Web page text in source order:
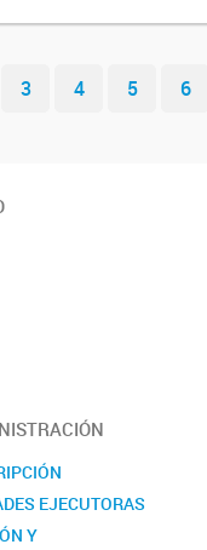
3 4 5 6
EJECUTORAS
Y